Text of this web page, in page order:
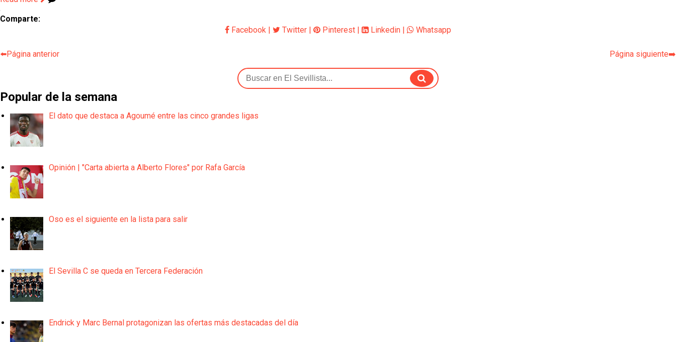
Comparte:
Facebook | Twitter | Pinterest | Linkedin | Whatsapp
⬅️Página anterior Página siguiente➡️
Popular de la semana
El dato que destaca a Agoumé entre las cinco grandes ligas
Opinión | "Carta abierta a Alberto Flores" por Rafa García
Oso es el siguiente en la lista para salir
El Sevilla C se queda en Tercera Federación
Endrick y Marc Bernal protagonizan las ofertas más destacadas del día